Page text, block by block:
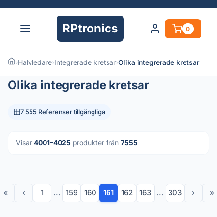
RPtronics 0
›Halvledare›Integrerade kretsar›Olika integrerade kretsar
Olika integrerade kretsar
7 555 Referenser tillgängliga
Visar 4001–4025 produkter från 7555
« ‹ 1 ... 159 160 161 162 163 ... 303 › »